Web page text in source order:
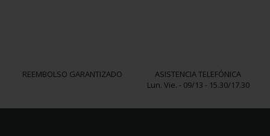
REEMBOLSO GARANTIZADO
ASISTENCIA TELEFÓNICA
Lun. Vie. - 09/13 - 15.30/17.30